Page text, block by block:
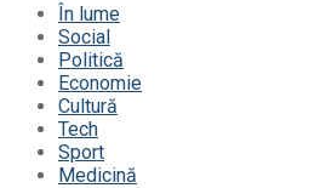
În lume
Social
Politică
Economie
Cultură
Tech
Sport
Medicină